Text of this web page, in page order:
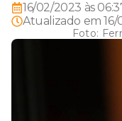
16/02/2023 às
Atualizado em16/
Foto: